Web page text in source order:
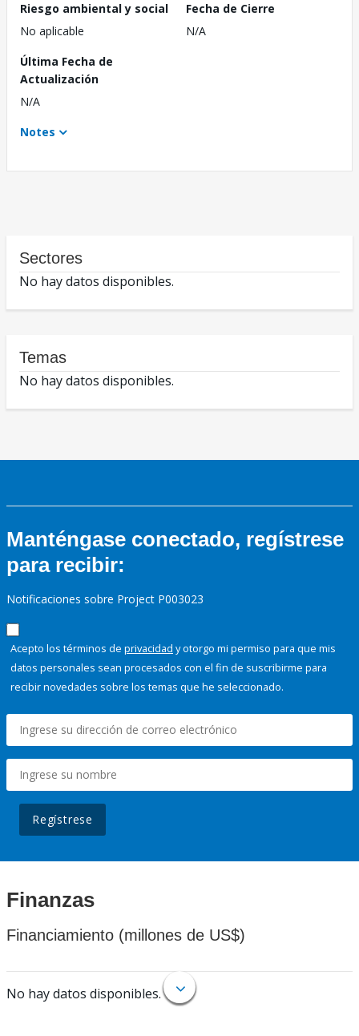
Riesgo ambiental y social
No aplicable
Fecha de Cierre
N/A
Última Fecha de
Actualización
N/A
Notes
Sectores
No hay datos disponibles.
Temas
No hay datos disponibles.
Manténgase conectado, regístrese
para recibir:
Notificaciones sobre Project P003023
Acepto los términos de privacidad y otorgo mi permiso para que mis
datos personales sean procesados con el fin de suscribirme para
recibir novedades sobre los temas que he seleccionado.
Regístrese
Finanzas
Financiamiento (millones de US$)
No hay datos disponibles.